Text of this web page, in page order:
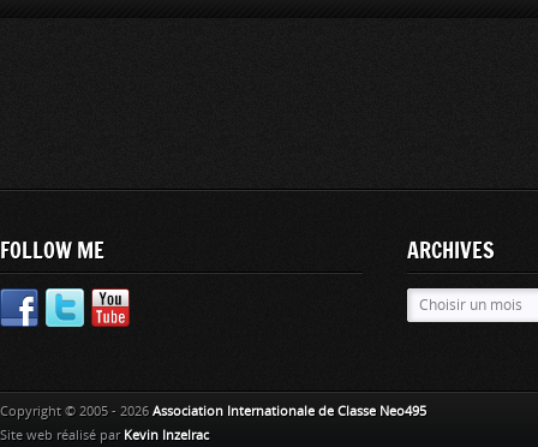
FOLLOW ME ARCHIVES
Copyright © 2005 - 2026 Association Internationale de Classe Neo495
Site web réalisé par Kevin Inzelrac